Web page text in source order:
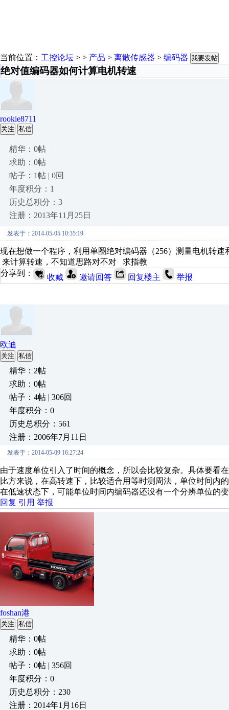
当前位置： 工控论坛 > > 产品 > 离散传感器 > 编码器 我要发帖
绝对值编码器如何计算电机转速
rookie8711
关注 私信
精华：0帖
求助：0帖
帖子：1帖 | 0回
年度积分：1
历史总积分：3
注册：2013年11月25日
发表于：2014-05-05 10:35:19
现在想做一个程序，利用单圈绝对编码器（256）测量电机转
来计算转速，不知道思路对不对 求指教
分享到：
收藏 邀请回答 回复楼主 举报
欧迪
关注 私信
精华：2帖
求助：0帖
帖子：4帖 | 306回
年度积分：0
历史总积分：561
注册：2006年7月11日
发表于：2014-05-09 16:27:24
由于速度单位引入了时间的概念，所以会比较复杂。具体要看
比方来说，在高转速下，比较适合用等时测周法，单位时间内
在低速状态下，可能单位时间内编码器还没有一个分辨单位的
回复 引用 举报
foshan港
关注 私信
精华：0帖
求助：0帖
帖子：0帖 | 356回
年度积分：0
历史总积分：230
注册：2014年1月16日